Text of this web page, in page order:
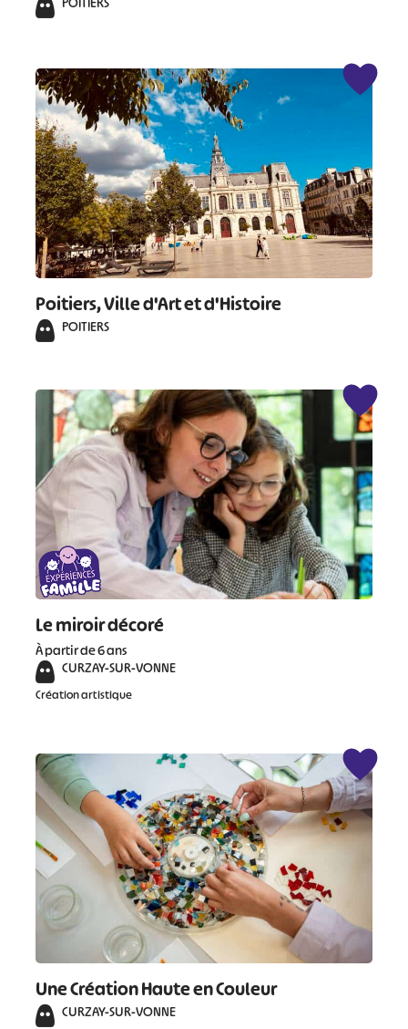
Poitiers, Ville d'Art et d'Histoire
POITIERS
Le miroir décoré
À partir de 6 ans
CURZAY-SUR-VONNE
Création artistique
Une Création Haute en Couleur
CURZAY-SUR-VONNE
# # #
#
#
#